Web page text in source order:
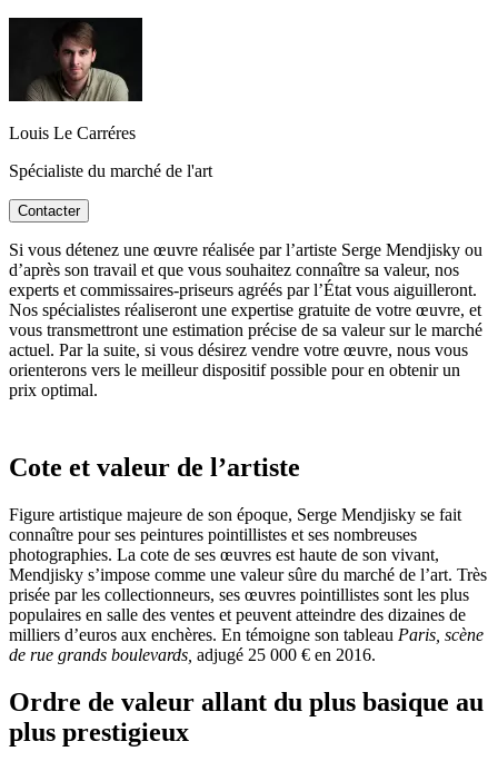
Louis Le Carréres
Spécialiste du marché de l'art
Contacter
Si vous détenez une œuvre réalisée par l’artiste Serge Mendjisky ou
d’après son travail et que vous souhaitez connaître sa valeur, nos
experts et commissaires-priseurs agréés par l’État vous aiguilleront.
Nos spécialistes réaliseront une expertise gratuite de votre œuvre, et
vous transmettront une estimation précise de sa valeur sur le marché
actuel. Par la suite, si vous désirez vendre votre œuvre, nous vous
orienterons vers le meilleur dispositif possible pour en obtenir un
prix optimal.
Cote et valeur de l’artiste
Figure artistique majeure de son époque, Serge Mendjisky se fait
connaître pour ses peintures pointillistes et ses nombreuses
photographies. La cote de ses œuvres est haute de son vivant,
Mendjisky s’impose comme une valeur sûre du marché de l’art. Très
prisée par les collectionneurs, ses œuvres pointillistes sont les plus
populaires en salle des ventes et peuvent atteindre des dizaines de
milliers d’euros aux enchères. En témoigne son tableau Paris, scène
de rue grands boulevards, adjugé 25 000 € en 2016.
Ordre de valeur allant du plus basique au
plus prestigieux